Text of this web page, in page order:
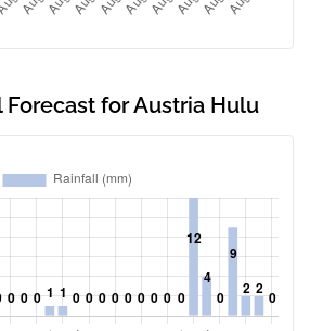
Forecast for Austria Hulu